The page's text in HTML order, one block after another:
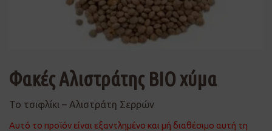
Φακές Αλιστράτης ΒΙΟ χύμα
Το τσιφλίκι – Αλιστράτη Σερρών
Αυτό το προϊόν είναι εξαντλημένο και μή διαθέσιμο αυτή τη